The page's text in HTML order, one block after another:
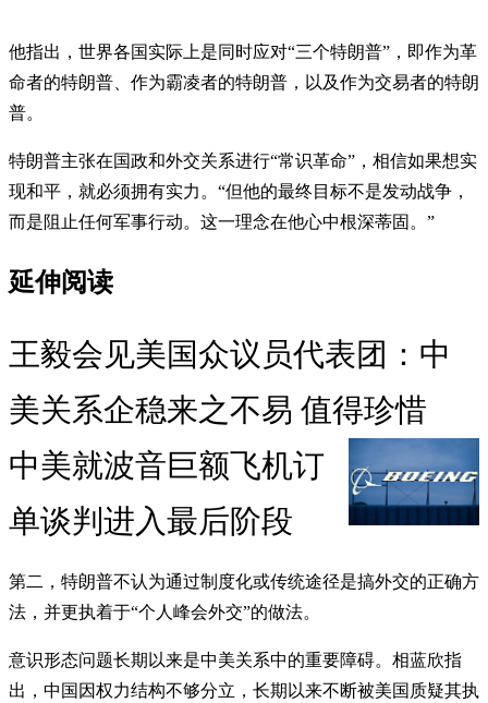
他指出，世界各国实际上是同时应对“三个特朗普”，即作为革
命者的特朗普、作为霸凌者的特朗普，以及作为交易者的特朗
普。
特朗普主张在国政和外交关系进行“常识革命”，相信如果想实
现和平，就必须拥有实力。“但他的最终目标不是发动战争，
而是阻止任何军事行动。这一理念在他心中根深蒂固。”
延伸阅读
王毅会见美国众议员代表团：中
美关系企稳来之不易 值得珍惜
中美就波音巨额飞机订
单谈判进入最后阶段
第二，特朗普不认为通过制度化或传统途径是搞外交的正确方
法，并更执着于“个人峰会外交”的做法。
意识形态问题长期以来是中美关系中的重要障碍。相蓝欣指
出，中国因权力结构不够分立，长期以来不断被美国质疑其执